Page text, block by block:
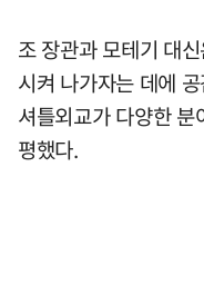
조 장관과 모테기 대
시켜 나가자는 데에
셔틀외교가 다양한
평했다.